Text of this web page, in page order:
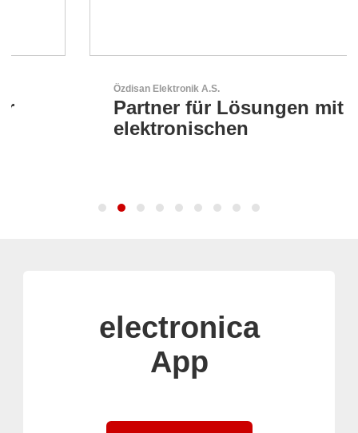
Özdisan Elektronik A.S.
Partner für Lösungen mit
elektronischen
electronica
App